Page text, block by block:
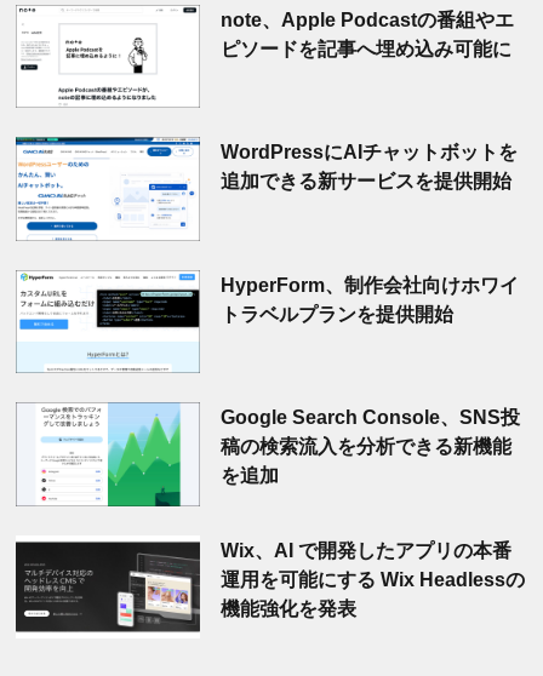
note、Apple Podcastの番組やエ
ピソードを記事へ埋め込み可能に
WordPressにAIチャットボットを
追加できる新サービスを提供開始
HyperForm、制作会社向けホワイ
トラベルプランを提供開始
Google Search Console、SNS投
稿の検索流入を分析できる新機能
を追加
Wix、AI で開発したアプリの本番
運用を可能にする Wix Headlessの
機能強化を発表